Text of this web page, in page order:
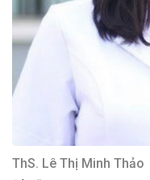
ThS. Lê Thị Minh Thảo